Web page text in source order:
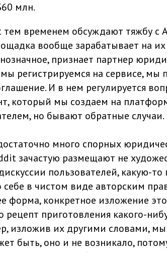
млн.
тем временем обсуждают тяжбу с
вообще зарабатывает на
признает партнер
регистрируемся на сервисе, мы
И в нем регулируется
который мы создаем на
но бывают обратные случаи.
много спорных
зачастую размещают не
пользователей, какую-
в чистом виде авторским
форма, конкретное изложение
приготовления какого-
изложив их другими словами,
быть, оно и не возникало,